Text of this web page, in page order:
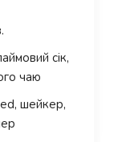
сік,
чаю
шейкер,